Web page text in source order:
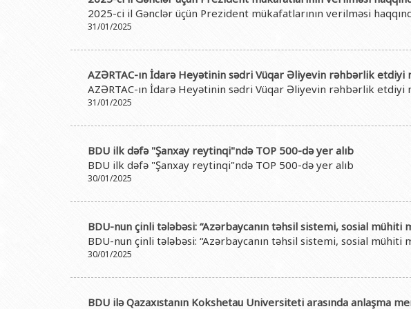
Rektorlarımız
BDU-nun məzunları
Fəxri doktorlarımız
BDU-da təhsil
BDU-da tədris olunan ixtisaslar
Humanitar məsələlər və gənclər siyasəti
Sənədlər və Müraciətlərlə iş şöbəsi
Maliyyə və təminat Departamenti
Keyfiyyətin təminatı, monitorinq şöbəsi
Mədəniyyət-yaradıcılıq Mərkəzi
İdman-sağlamlıq Mərkəzi
Coğrafiya fakültəsi
Filologiya fakültəsi
Tarix fakültəsi
Beynəlxalq münasibətlər və
Jurnalistika fakültəsi
İnformasiya və sənəd
Azərbaycan
Azərbaycan
Azərbaycan
2025-ci il Gənclər üçün Prezident mükafatlarının verilməsi
31/01/2025
AZƏRTAC-ın İdarə Heyətinin sədri Vüqar Əliyevin rəhbərlik etdiyi
AZƏRTAC-ın İdarə Heyətinin sədri Vüqar Əliyevin rəhbərlik etdiyi
31/01/2025
BDU ilk dəfə "Şanxay reytinqi"ndə TOP 500-də yer alıb
BDU ilk dəfə "Şanxay reytinqi"ndə TOP 500-də yer alıb
30/01/2025
BDU-nun çinli tələbəsi: “Azərbaycanın təhsil sistemi, sosial mühiti
BDU-nun çinli tələbəsi: “Azərbaycanın təhsil sistemi, sosial mühiti
30/01/2025
BDU ilə Qazaxıstanın Kokshetau Universiteti arasında anlaşma